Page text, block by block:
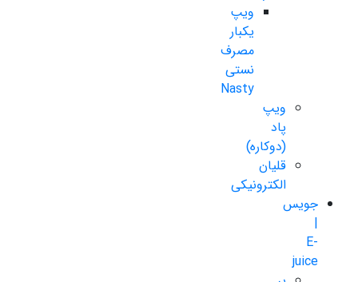
ویپ
یکبار
مصرف
نستی
Nasty
ویپ
پاد
(دوکاره)
قلیان
الکترونیکی
جویس
|
E-
juice